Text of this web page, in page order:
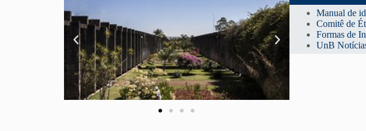
Manual de
Comitê de
Formas de
UnB